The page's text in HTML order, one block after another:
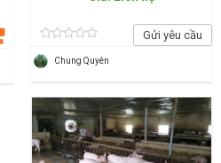
Gửi yêu cầu
Chung Quyên